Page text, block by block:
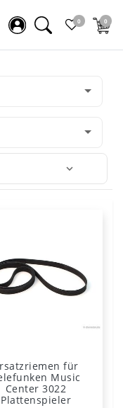
0 0
für
Music
Center 3022
Plattenspieler